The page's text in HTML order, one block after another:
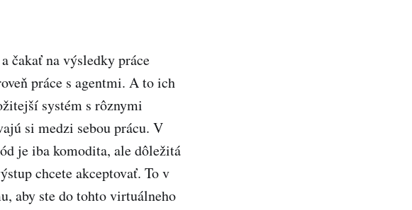
čakať na výsledky práce
práce s agentmi. A to ich
systém s rôznymi
si medzi sebou prácu. V
je iba komodita, ale dôležitá
chcete akceptovať. To v
aby ste do tohto virtuálneho